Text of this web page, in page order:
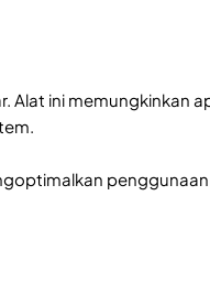
Alat ini memungkinkan